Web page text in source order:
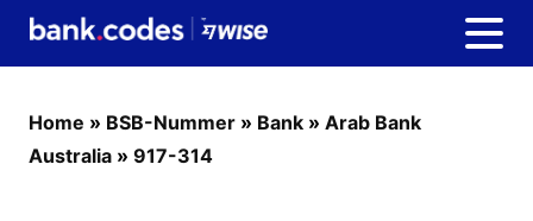
Home » BSB-Nummer » Bank » Arab Bank
Australia » 917-314